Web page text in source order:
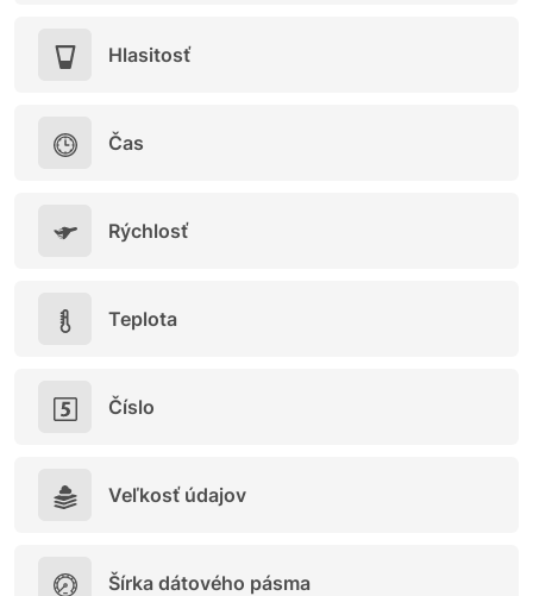
Hlasitosť
Čas
Rýchlosť
Teplota
Číslo
Veľkosť údajov
Šírka dátového pásma